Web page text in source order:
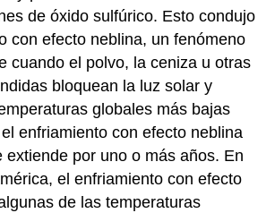
de óxido sulfúrico. Esto condujo
con efecto neblina, un fenómeno
cuando el polvo, la ceniza u otras
bloquean la luz solar y
globales más bajas
enfriamiento con efecto neblina
extiende por uno o más años. En
el enfriamiento con efecto
de las temperaturas